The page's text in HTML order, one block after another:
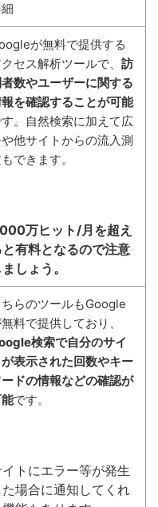
が無料で提供する
セス解析ツールで、 訪
数やユーザーに関する
を確認することが可能
。自然検索に加えて広
他サイトからの流入測
できます。
万ヒット/月を超え
と有料となるので注意
ましょう。
ちらのツールもGoogle
料で提供しており、
検索で自分のサイ
が表示された回数やキー
ードの情報などの確認が
です。
トにエラー等が発生
た場合に通知してくれ